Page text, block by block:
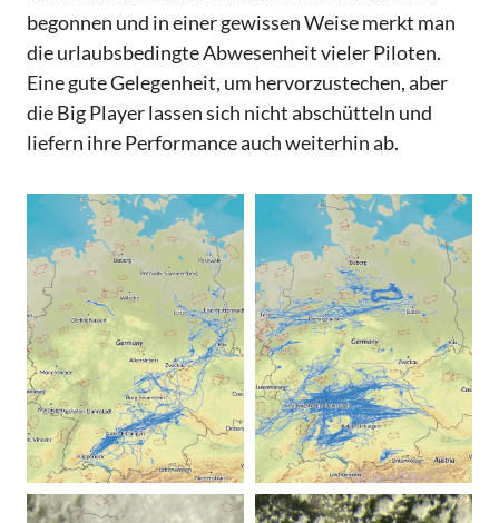
begonnen und in einer gewissen Weise merkt man
die urlaubsbedingte Abwesenheit vieler Piloten.
Eine gute Gelegenheit, um hervorzustechen, aber
die Big Player lassen sich nicht abschütteln und
liefern ihre Performance auch weiterhin ab.